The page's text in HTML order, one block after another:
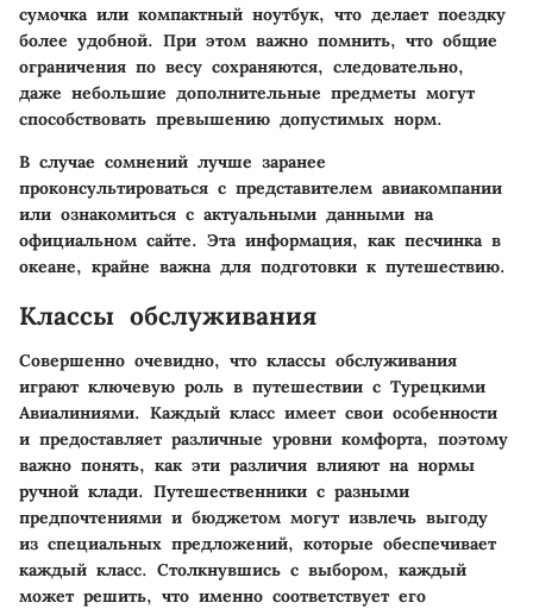
сумочка или компактный ноутбук, что делает поездку
более удобной. При этом важно помнить, что общие
ограничения по весу сохраняются, следовательно,
даже небольшие дополнительные предметы могут
способствовать превышению допустимых норм.
В случае сомнений лучше заранее
проконсультироваться с представителем авиакомпании
или ознакомиться с актуальными данными на
официальном сайте. Эта информация, как песчинка в
океане, крайне важна для подготовки к путешествию.
Классы обслуживания
Совершенно очевидно, что классы обслуживания
играют ключевую роль в путешествии с Турецкими
Авиалиниями. Каждый класс имеет свои особенности
и предоставляет различные уровни комфорта, поэтому
важно понять, как эти различия влияют на нормы
ручной клади. Путешественники с разными
предпочтениями и бюджетом могут извлечь выгоду
из специальных предложений, которые обеспечивает
каждый класс. Столкнувшись с выбором, каждый
может решить, что именно соответствует его